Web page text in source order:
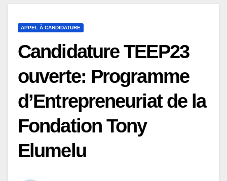
APPEL À CANDIDATURE
Candidature TEEP23
ouverte: Programme
d’Entrepreneuriat de la
Fondation Tony
Elumelu